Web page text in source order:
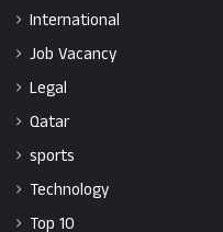
International
Job Vacancy
Legal
Qatar
sports
Technology
Top 10